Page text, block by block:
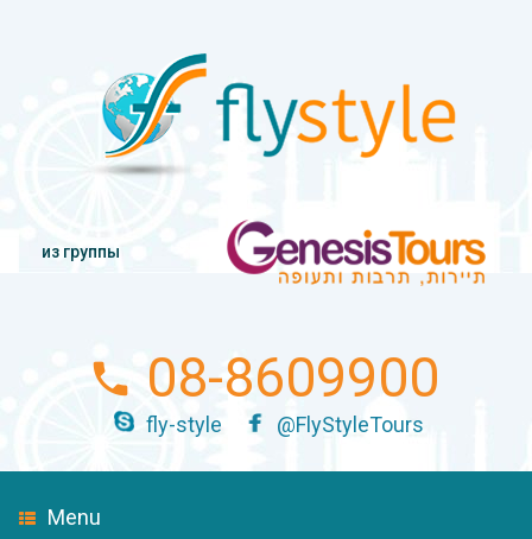
из группы
08-8609900
fly-style @FlyStyleTours
Menu